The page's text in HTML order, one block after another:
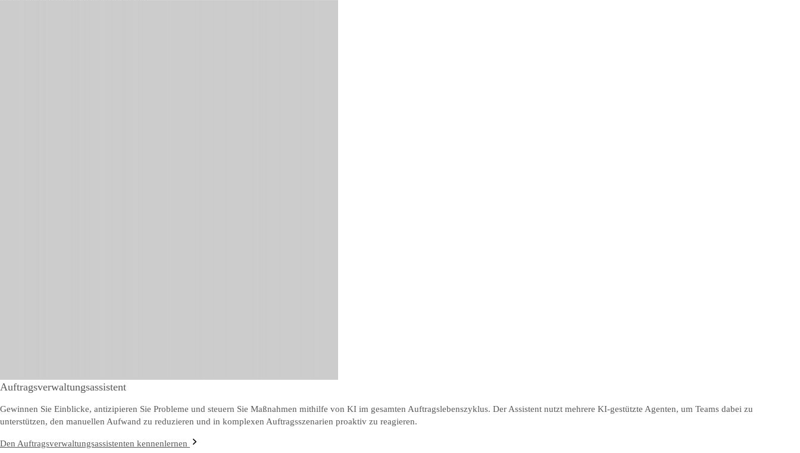
Auftragsverwaltungsassistent
Gewinnen Sie Einblicke, antizipieren Sie Probleme und steuern Sie Maßnahmen mithilfe von KI im gesamten Auftragslebenszyklus. Der Assistent nutzt mehrere KI-gestützte Agenten, um Teams dabei zu
unterstützen, den manuellen Aufwand zu reduzieren und in komplexen Auftragsszenarien proaktiv zu reagieren.
Den Auftragsverwaltungsassistenten kennenlernen